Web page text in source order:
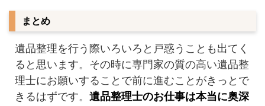
まとめ
遺品整理を行う際いろいろと戸惑うことも出てく
ると思います。その時に専門家の質の高い遺品整
理士にお願いすることで前に進むことがきっとで
きるはずです。 遺品整理士のお仕事は本当に奥深